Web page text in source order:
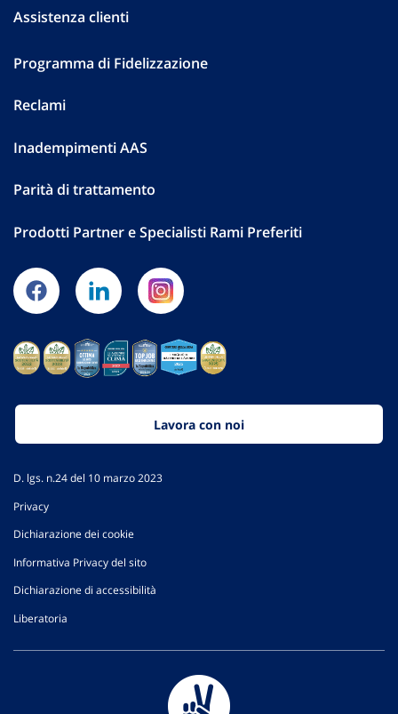
Assistenza clienti
Programma di Fidelizzazione
Reclami
Inadempimenti AAS
Parità di trattamento
Prodotti Partner e Specialisti Rami Preferiti
Lavora con noi
D. lgs. n.24 del 10 marzo 2023
Privacy
Dichiarazione dei cookie
Informativa Privacy del sito
Dichiarazione di accessibilità
Liberatoria